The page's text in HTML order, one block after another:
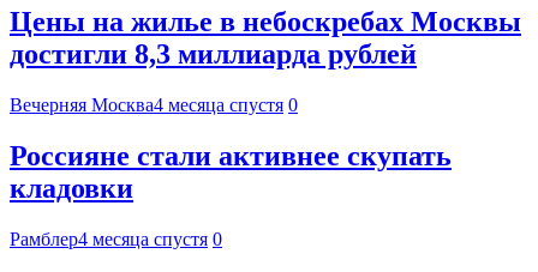
Цены на жилье в небоскребах Москвы
достигли 8,3 миллиарда рублей
Вечерняя Москва4 месяца спустя 0
Россияне стали активнее скупать
кладовки
Рамблер4 месяца спустя 0